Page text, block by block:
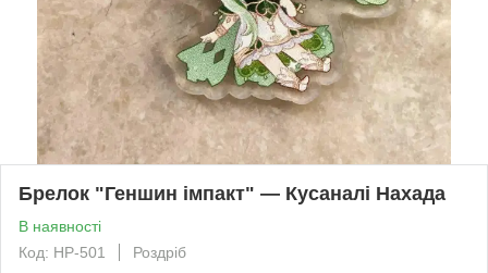
Брелок "Геншин імпакт" — Кусаналі Нахада
В наявності
Код: HP-501
Роздріб